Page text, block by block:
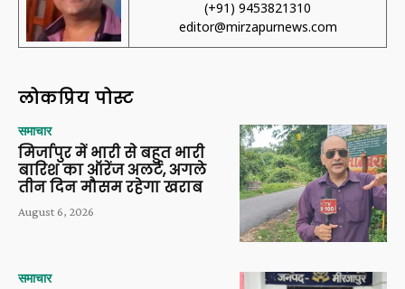
(+91) 9453821310
editor@mirzapurnews.com
लोकप्रिय पोस्ट
समाचार
मिर्जापुर में भारी से बहुत भारी
बारिश का ऑरेंज अलर्ट, अगले
तीन दिन मौसम रहेगा खराब
August 6, 2026
समाचार